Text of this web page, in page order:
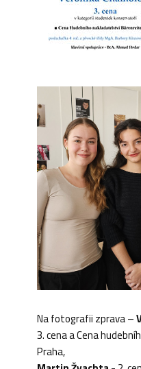
Na fotografii zprava –
3. cena a Cena
Praha,